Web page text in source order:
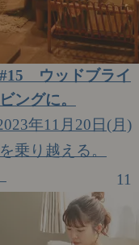
#15 ウッドブライ
ングに。
年11月20日(月)
乗り越える。
11